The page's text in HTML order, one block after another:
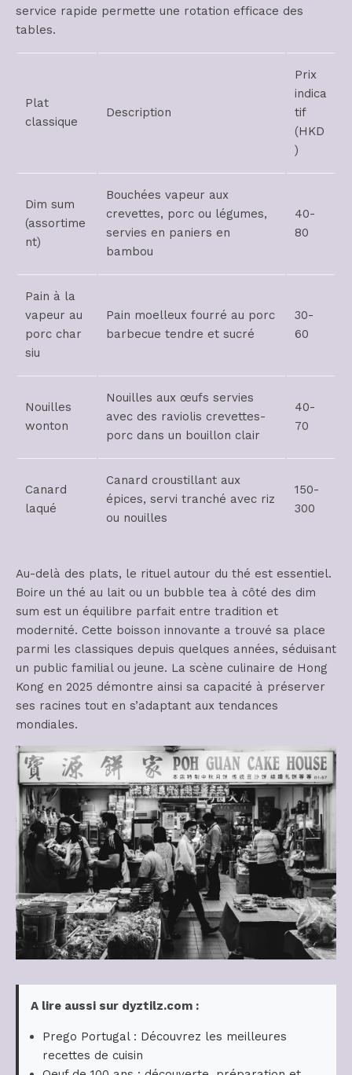
service rapide permette une rotation efficace des
tables.
Plat
classique
Description
Prix
indica
tif
(HKD
)
Dim sum
(assortime
nt)
Bouchées vapeur aux
crevettes, porc ou légumes,
servies en paniers en
bambou
40-
80
Pain à la
vapeur au
porc char
siu
Pain moelleux fourré au porc
barbecue tendre et sucré
30-
60
Nouilles
wonton
Nouilles aux œufs servies
avec des raviolis crevettes-
porc dans un bouillon clair
40-
70
Canard
laqué
Canard croustillant aux
épices, servi tranché avec riz
ou nouilles
150-
300
Au-delà des plats, le rituel autour du thé est essentiel.
Boire un thé au lait ou un bubble tea à côté des dim
sum est un équilibre parfait entre tradition et
modernité. Cette boisson innovante a trouvé sa place
parmi les classiques depuis quelques années, séduisant
un public familial ou jeune. La scène culinaire de Hong
Kong en 2025 démontre ainsi sa capacité à préserver
ses racines tout en s’adaptant aux tendances
mondiales.
A lire aussi sur dyztilz.com :
Prego Portugal : Découvrez les meilleures
recettes de cuisin